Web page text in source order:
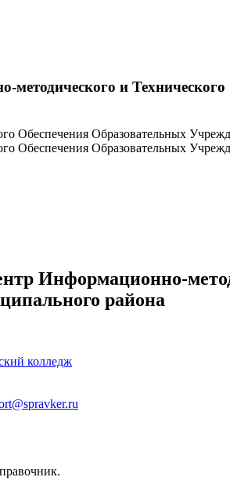
и
Обеспечения Образовательных
Обеспечения Образовательных
Информационно-
района
колледж